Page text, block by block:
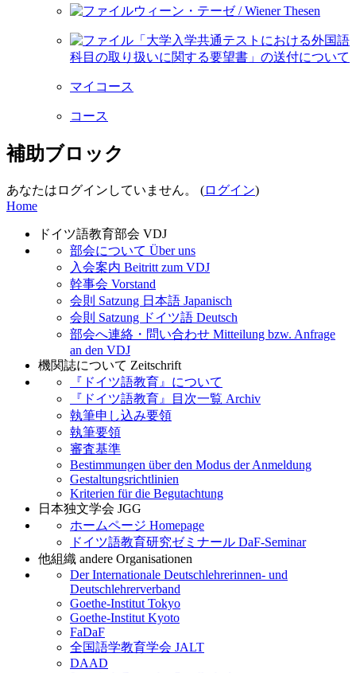
ウィーン・テーゼ / Wiener Thesen
「大学入学共通テストにおける外国語
科目の取り扱いに関する要望書」の送付について
マイコース
コース
補助ブロック
あなたはログインしていません。 (ログイン)
Home
ドイツ語教育部会 VDJ
部会について Über uns
入会案内 Beitritt zum VDJ
幹事会 Vorstand
会則 Satzung 日本語 Japanisch
会則 Satzung ドイツ語 Deutsch
部会へ連絡・問い合わせ Mitteilung bzw. Anfrage
an den VDJ
機関誌について Zeitschrift
『ドイツ語教育』について
『ドイツ語教育』目次一覧 Archiv
執筆申し込み要領
執筆要領
審査基準
Bestimmungen über den Modus der Anmeldung
Gestaltungsrichtlinien
Kriterien für die Begutachtung
日本独文学会 JGG
ホームページ Homepage
ドイツ語教育研究ゼミナール DaF-Seminar
他組織 andere Organisationen
Der Internationale Deutschlehrerinnen- und
Deutschlehrerverband
Goethe-Institut Tokyo
Goethe-Institut Kyoto
FaDaF
全国語学教育学会 JALT
DAAD